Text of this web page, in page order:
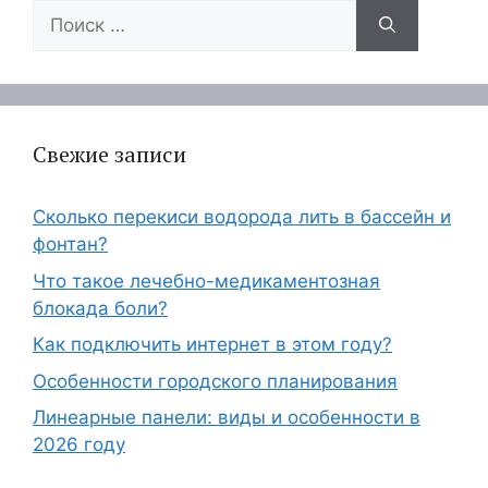
Поиск:
Свежие записи
Сколько перекиси водорода лить в бассейн и
фонтан?
Что такое лечебно-медикаментозная
блокада боли?
Как подключить интернет в этом году?
Особенности городского планирования
Линеарные панели: виды и особенности в
2026 году